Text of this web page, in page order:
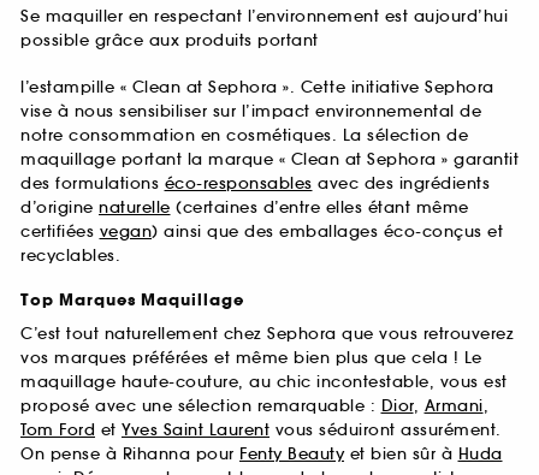
Se maquiller en respectant l’environnement est aujourd’hui
possible grâce aux produits portant
l’estampille « Clean at Sephora ». Cette initiative Sephora
vise à nous sensibiliser sur l’impact environnemental de
notre consommation en cosmétiques. La sélection de
maquillage portant la marque « Clean at Sephora » garantit
des formulations éco-responsables avec des ingrédients
d’origine naturelle (certaines d’entre elles étant même
certifiées vegan) ainsi que des emballages éco-conçus et
recyclables.
Top Marques Maquillage
C’est tout naturellement chez Sephora que vous retrouverez
vos marques préférées et même bien plus que cela ! Le
maquillage haute-couture, au chic incontestable, vous est
proposé avec une sélection remarquable : Dior, Armani,
Tom Ford et Yves Saint Laurent vous séduiront assurément.
On pense à Rihanna pour Fenty Beautyet bien sûr à Huda